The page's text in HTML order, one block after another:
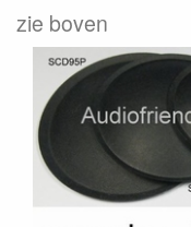
zie boven